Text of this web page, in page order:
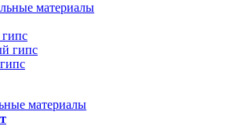
материалы
гипс
материалы